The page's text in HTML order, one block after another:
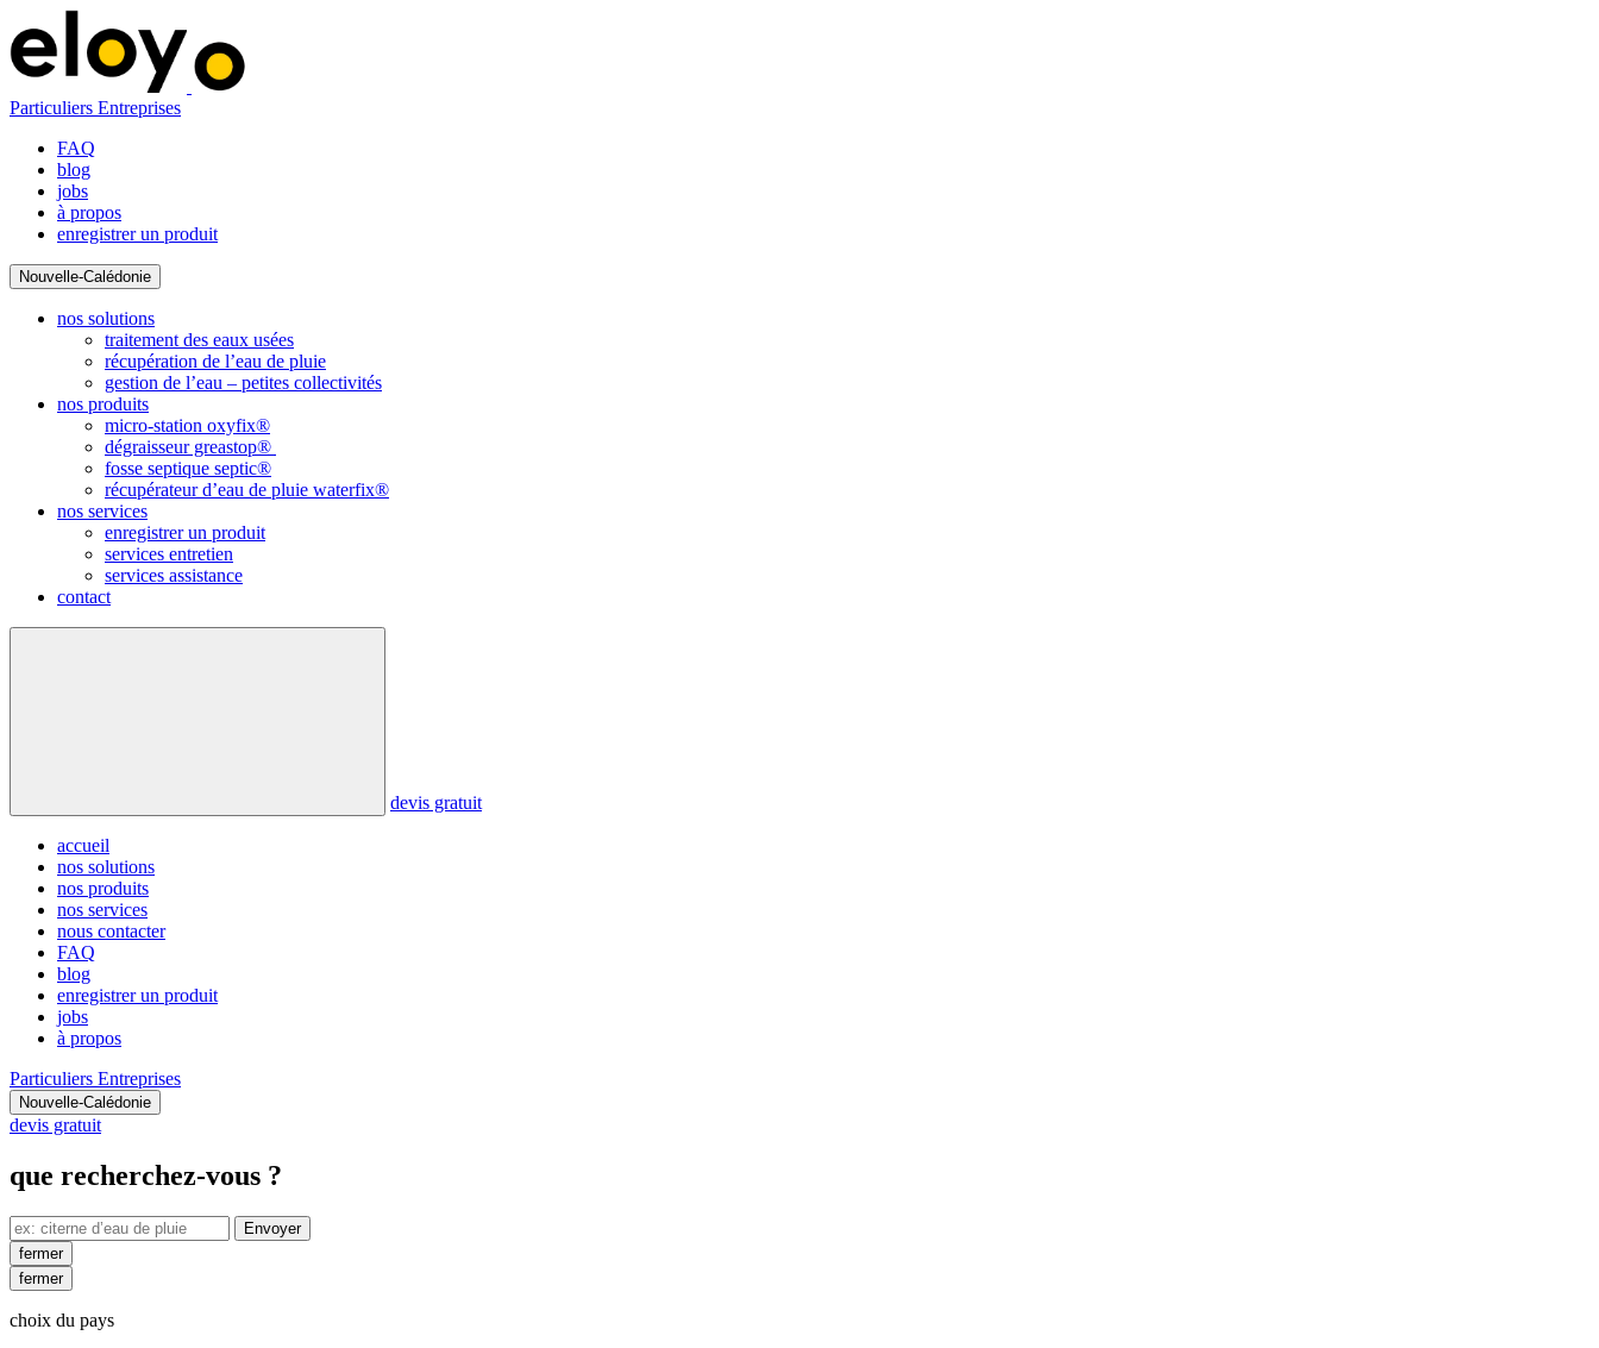
Particuliers Entreprises
FAQ
blog
jobs
à propos
enregistrer un produit
Nouvelle-Calédonie
nos solutions
traitement des eaux usées
récupération de l’eau de pluie
gestion de l’eau – petites collectivités
nos produits
micro-station oxyfix®
dégraisseur greastop®
fosse septique septic®
récupérateur d’eau de pluie waterfix®
nos services
enregistrer un produit
services entretien
services assistance
contact
devis gratuit
accueil
nos solutions
nos produits
nos services
nous contacter
FAQ
blog
enregistrer un produit
jobs
à propos
Particuliers Entreprises
Nouvelle-Calédonie
devis gratuit
que recherchez-vous ?
fermer
fermer
choix du pays